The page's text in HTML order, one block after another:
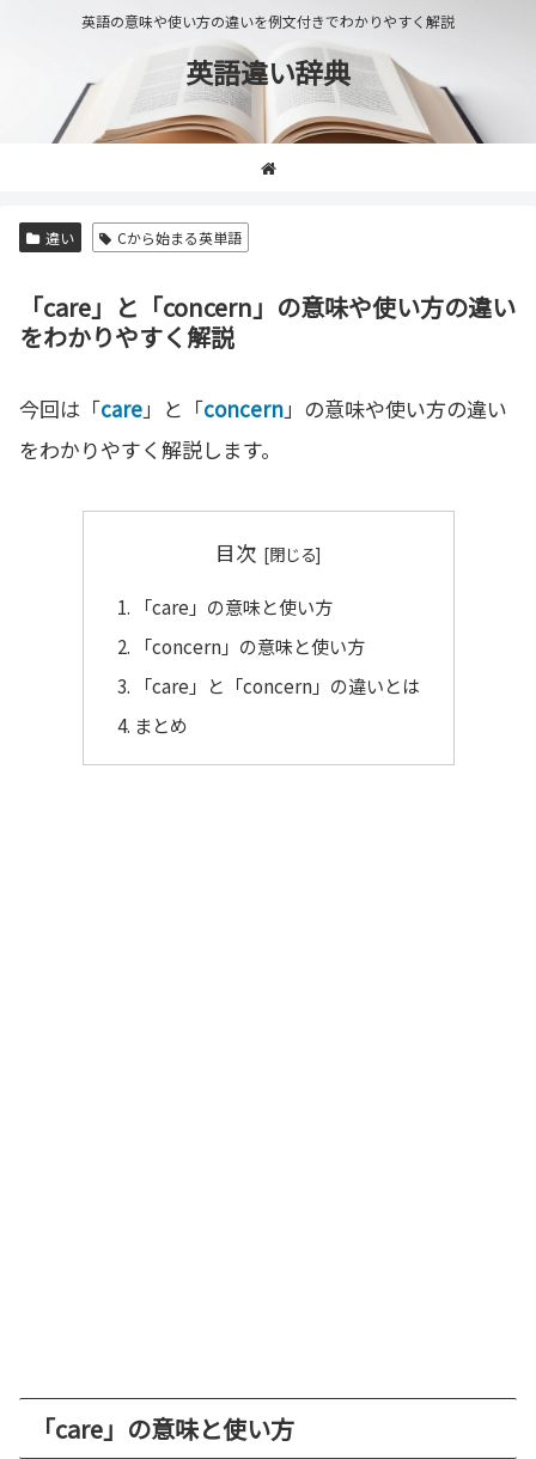
英語の意味や使い方の違いを例文付きでわかりやすく解説
英語違い辞典
違い Cから始まる英単語
「care」と「concern」の意味や使い方の違い
をわかりやすく解説
今回は「care」と「concern」の意味や使い方の違い
をわかりやすく解説します。
目次
「care」の意味と使い方
「concern」の意味と使い方
「care」と「concern」の違いとは
まとめ
「care」の意味と使い方